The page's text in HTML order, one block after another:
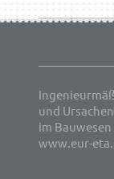
und
im Bauwesen
www.eur-